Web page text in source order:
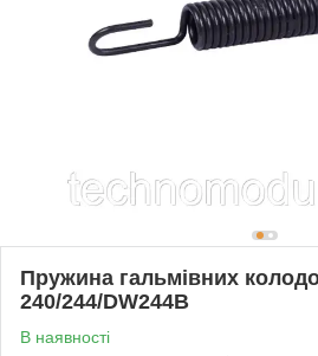
Пружина гальмівних
240/244/DW244B
В наявності